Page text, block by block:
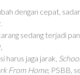
dengan cepat,
sedang terjadi
harus jaga jarak,
From Home, PSBB,